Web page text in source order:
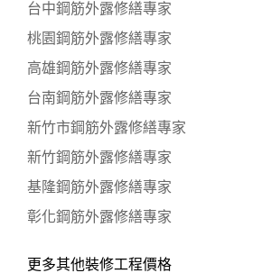
台中鋼筋外露修繕專家
桃園鋼筋外露修繕專家
高雄鋼筋外露修繕專家
台南鋼筋外露修繕專家
新竹市鋼筋外露修繕專家
新竹鋼筋外露修繕專家
基隆鋼筋外露修繕專家
彰化鋼筋外露修繕專家
更多其他裝修工程價格